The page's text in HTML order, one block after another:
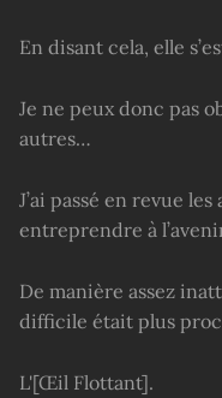
En disant cela, elle
Je ne peux donc pas
autres…
J’ai passé en revue
entreprendre à
De manière assez
difficile était plus
L'[Œil Flottant].